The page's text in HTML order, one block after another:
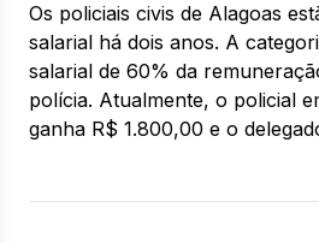
Os policiais civis de Alagoas
salarial há dois anos. A
salarial de 60% da
polícia. Atualmente, o policial
ganha R$ 1.800,00 e o